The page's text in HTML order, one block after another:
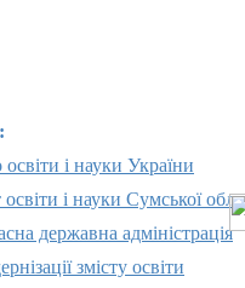
освіти і науки України
і науки Сумської
державна адміністрація
змісту освіти